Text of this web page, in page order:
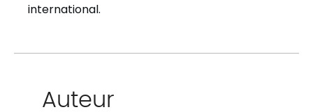
international.
Auteur